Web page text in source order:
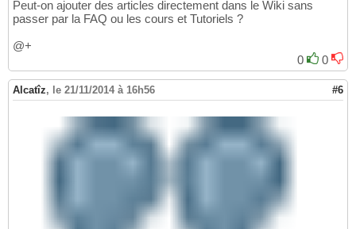
Peut-on ajouter des articles directement dans le Wiki sans
passer par la FAQ ou les cours et Tutoriels ?
@+
0
0
Alcatîz, le 21/11/2014 à 16h56 #6